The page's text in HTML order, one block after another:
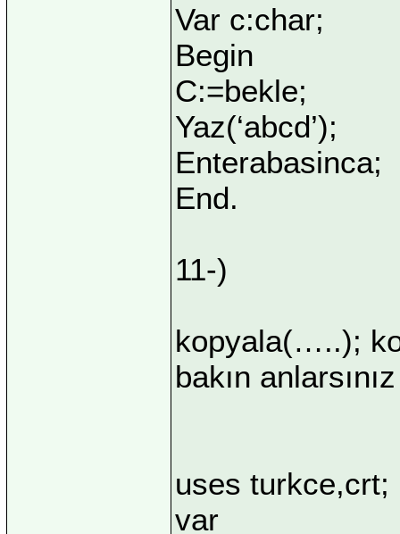
Var c:char;
Begin
C:=bekle;
Yaz(‘abcd’);
Enterabasinca;
End.
11-)
kopyala(…..);
bakın anlarsınız
uses turkce,crt;
var